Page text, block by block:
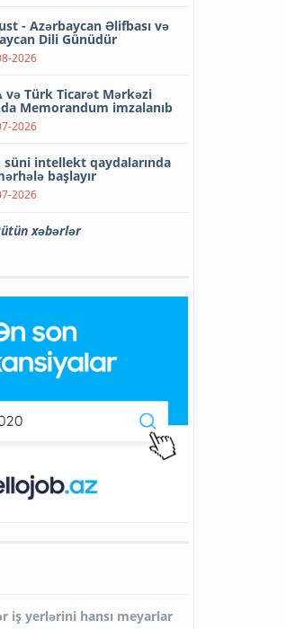
- Azərbaycan Əlifbası və
Dili Günüdür
2026
və Türk Ticarət Mərkəzi
Memorandum imzalanıb
2026
süni intellekt qaydalarında
başlayır
2026
xəbərlər
iş yerlərini hansı meyarlar